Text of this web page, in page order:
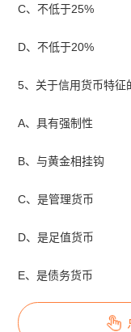
C、不低于25%
D、不低于20%
5、关于信用货币特征
A、具有强制性
B、与黄金相挂钩
C、是管理货币
D、是足值货币
E、是债务货币